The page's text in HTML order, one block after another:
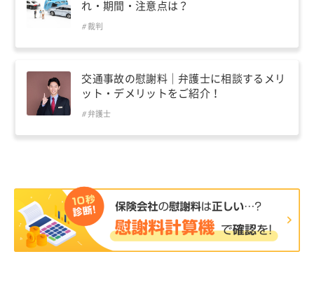
れ・期間・注意点は？
裁判
交通事故の慰謝料｜弁護士に相談するメリ
ット・デメリットをご紹介！
弁護士